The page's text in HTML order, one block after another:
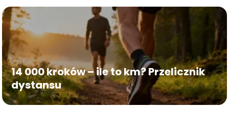
14 000 kroków – ile to km? Przelicznik
dystansu